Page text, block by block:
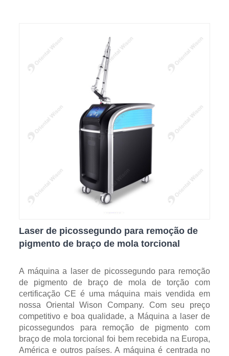
Laser de picossegundo para remoção de
pigmento de braço de mola torcional
A máquina a laser de picossegundo para remoção
de pigmento de braço de mola de torção com
certificação CE é uma máquina mais vendida em
nossa Oriental Wison Company. Com seu preço
competitivo e boa qualidade, a Máquina a laser de
picossegundos para remoção de pigmento com
braço de mola torcional foi bem recebida na Europa,
América e outros países. A máquina é centrada no